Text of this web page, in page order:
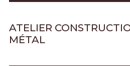
ATELIER
MÉTAL